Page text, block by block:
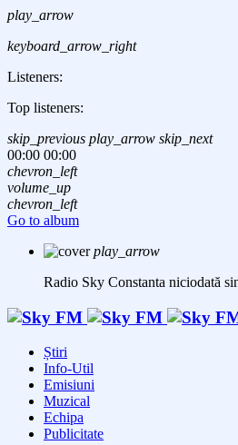
play_arrow
keyboard_arrow_right
Listeners:
Top listeners:
skip_previous play_arrow skip_next
00:00 00:00
chevron_left
volume_up
chevron_left
Go to album
play_arrow
Radio Sky Constanta niciodată
Știri
Info-Util
Emisiuni
Muzical
Echipa
Publicitate